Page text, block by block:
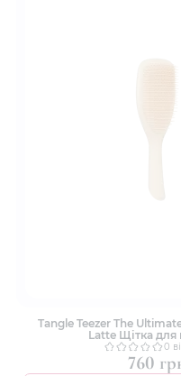
Tangle Teezer The
Latte Щітка для
0
760